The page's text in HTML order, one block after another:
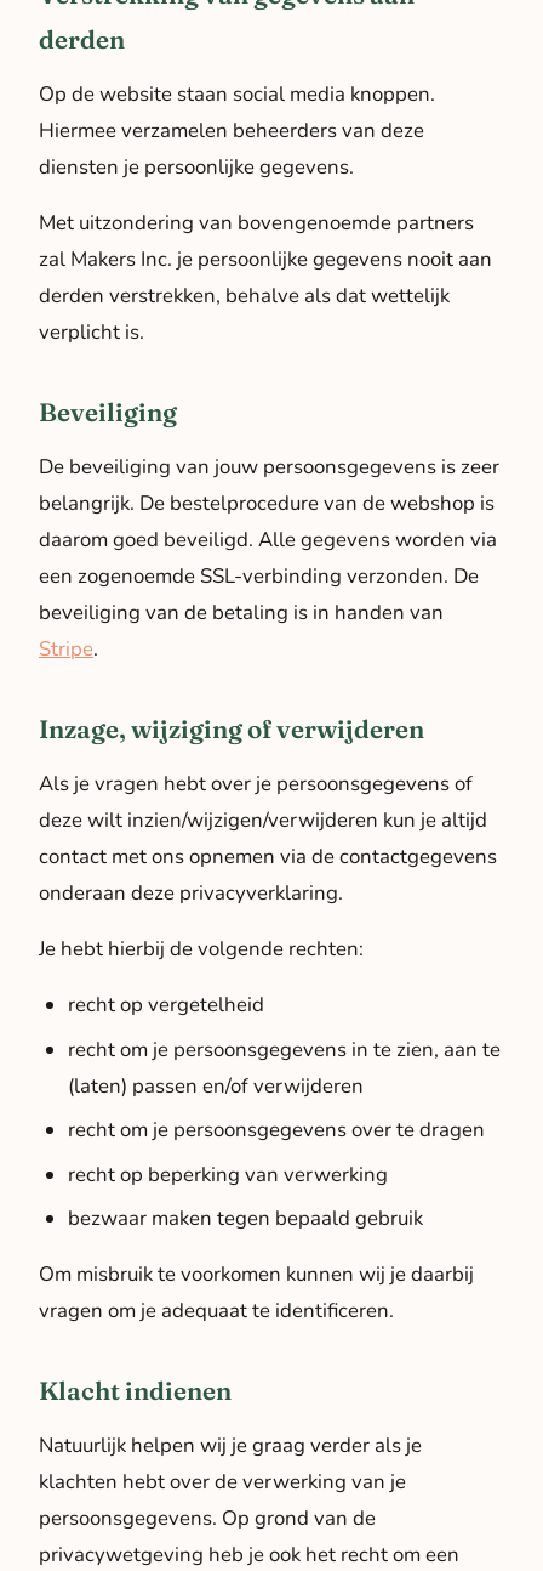
derden
Op de website staan social media knoppen.
Hiermee verzamelen beheerders van deze
diensten je persoonlijke gegevens.
Met uitzondering van bovengenoemde partners
zal Makers Inc. je persoonlijke gegevens nooit aan
derden verstrekken, behalve als dat wettelijk
verplicht is.
Beveiliging
De beveiliging van jouw persoonsgegevens is zeer
belangrijk. De bestelprocedure van de webshop is
daarom goed beveiligd. Alle gegevens worden via
een zogenoemde SSL-verbinding verzonden. De
beveiliging van de betaling is in handen van
Stripe.
Inzage, wijziging of verwijderen
Als je vragen hebt over je persoonsgegevens of
deze wilt inzien/wijzigen/verwijderen kun je altijd
contact met ons opnemen via de contactgegevens
onderaan deze privacyverklaring.
Je hebt hierbij de volgende rechten:
recht op vergetelheid
recht om je persoonsgegevens in te zien, aan te
(laten) passen en/of verwijderen
recht om je persoonsgegevens over te dragen
recht op beperking van verwerking
bezwaar maken tegen bepaald gebruik
Om misbruik te voorkomen kunnen wij je daarbij
vragen om je adequaat te identificeren.
Klacht indienen
Natuurlijk helpen wij je graag verder als je
klachten hebt over de verwerking van je
persoonsgegevens. Op grond van de
privacywetgeving heb je ook het recht om een